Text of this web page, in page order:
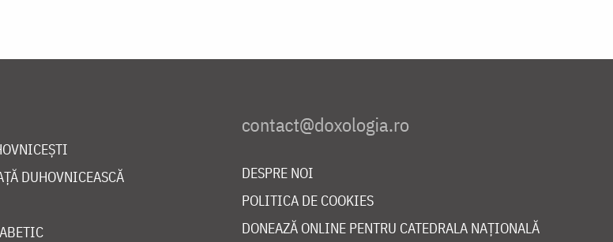
DUHOVNICEASCĂ
DESPRE NOI
POLITICA DE COOKIES
DONEAZĂ ONLINE PENTRU CATEDRALA NAȚIONALĂ